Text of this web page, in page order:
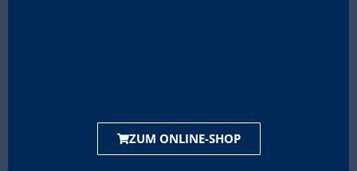
ZUM ONLINE-SHOP